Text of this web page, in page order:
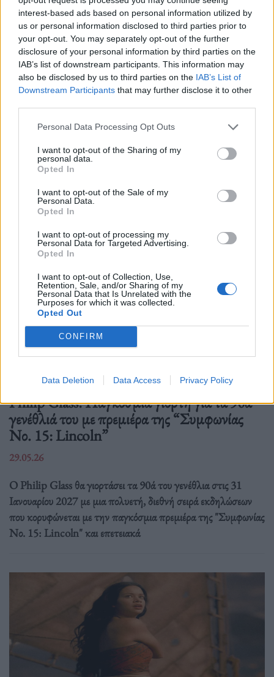
interest-based ads based on personal information utilized by
us or personal information disclosed to third parties prior to
your opt-out. You may separately opt-out of the further
disclosure of your personal information by third parties on the
IAB’s list of downstream participants. This information may
also be disclosed by us to third parties on the IAB’s List of
Downstream Participants that may further disclose it to other
Personal Data Processing Opt Outs
I want to opt-out of the Sharing of my
personal data.
Opted In
I want to opt-out of the Sale of my
Personal Data.
Opted In
I want to opt-out of processing my
Personal Data for Targeted Advertising.
Opted In
I want to opt-out of Collection, Use,
Retention, Sale, and/or Sharing of my
Personal Data that Is Unrelated with the
Purposes for which it was collected.
Opted Out
CONFIRM
Data Deletion Data Access Privacy Policy
Τέχνη
Το Disney δίνει teaser για το documentary
“Don’t Look Back in Anger” των Oasis
07.07.26
των Oasis και την sold-out περιοδεία “Oasis Live
Philip Glass: Παγκόσμια γιορτή για τα 90ά
γενέθλιά του με πρεμιέρα της “Συμφωνίας
Νο. 15: Lincoln”
29.05.26
Ο Philip Glass θα γιορτάσει τα 90ά του γενέθλια στις 31
Ιανουαρίου 2027 με μια πολυετή, διεθνή σειρά εκδηλώσεων
που κορυφώνεται με την παγκόσμια πρεμιέρα της "Συμφωνίας
Νο. 15: Lincoln" και επετειακά